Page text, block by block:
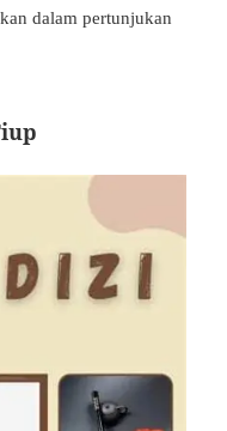
dalam pertunjukan